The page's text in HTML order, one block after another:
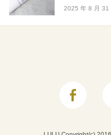
2025 年 8 月 31